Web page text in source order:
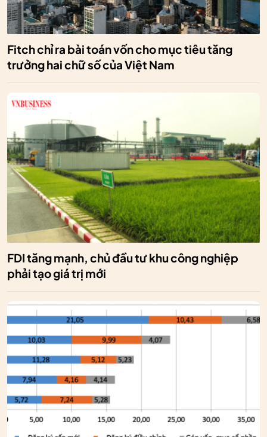
Fitch chỉ ra bài toán vốn cho mục tiêu tăng
trưởng hai chữ số của Việt Nam
FDI tăng mạnh, chủ đầu tư khu công nghiệp
phải tạo giá trị mới